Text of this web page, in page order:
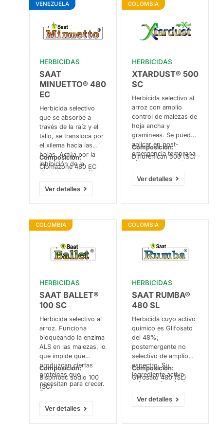
VENEZUELA
HERBICIDAS
SAAT
MINUETTO® 480
EC
Herbicida selectivo
que se absorbe a
través de la raíz y el
tallo, se transloca por
el xilema hacia las
hojas. Actúa por la
inhibición de la
síntesis de clorofila y
carotenoides.
Composición:
Clomazone 480 EC
Ver detalles
COLOMBIA
HERBICIDAS
XTARDUST® 500
SC
Herbicida selectivo al
arroz con amplio
control de malezas de
hoja ancha y
gramineas. Se puede
aplicar en post-
emergencia temprana
y/o pre-emergente
(sello). Funciona al
detener una enzima
para fabricar clorofila
y les impide
correctamente. Esto
ayuda a mantener el
malezas.
Composición:
Diflufenican 500 (SC)
Ver detalles
COLOMBIA
HERBICIDAS
SAAT BALLET®
100 SC
Herbicida selectivo al
arroz. Funciona
bloqueando la enzima
ALS en las malezas, lo
que impide que
produzcan ciertas
proteínas que
necesitan para crecer.
Esto ayuda a
controlarlas sin dañar
el arroz.
Composición:
Bispiribac sodio 100
(SC)
Ver detalles
COLOMBIA
HERBICIDAS
SAAT RUMBA®
480 SL
Herbicida cuyo activo
químico es Glifosato
del 48%;
postemergente no
selectivo de amplio
espectro. Su
ingrediente activo
evita que las plantas
produzcan proteínas
necesarias para su
Composición:
Glifosato 480 (SL)
Ver detalles